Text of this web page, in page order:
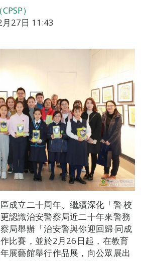
）
27日 11:43
成立二十周年、繼續深化「警‧校
認識治安警察局近二十年來警務
局舉辦「治安警與你迎回歸‧同成
比賽，並於2月26日起，在教育
展藝館舉行作品展，向公眾展出